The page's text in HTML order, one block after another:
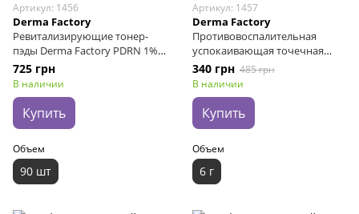
Артикул: 1456
Derma Factory
Ревитализирующие тонер-
пэды Derma Factory PDRN 1%
Toner Pad, 90 шт
725 грн
В наличии
Купить
Объем
90 шт
Артикул: 1457
Derma Factory
Противовоспалительная
успокаивающая точечная
пудра – крем Derma Factory
Madecassoside 1% Powder, 6 г
340 грн 485 грн
В наличии
Купить
Объем
6 г